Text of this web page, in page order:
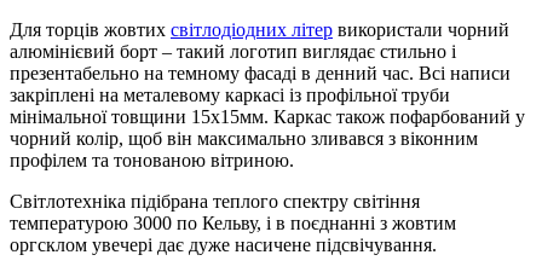
Для торців жовтих світлодіодних літер використали чорний
алюмінієвий борт – такий логотип виглядає стильно і
презентабельно на темному фасаді в денний час. Всі написи
закріплені на металевому каркасі із профільної труби
мінімальної товщини 15х15мм. Каркас також пофарбований у
чорний колір, щоб він максимально зливався з віконним
профілем та тонованою вітриною.
Світлотехніка підібрана теплого спектру світіння
температурою 3000 по Кельву, і в поєднанні з жовтим
оргсклом увечері дає дуже насичене підсвічування.